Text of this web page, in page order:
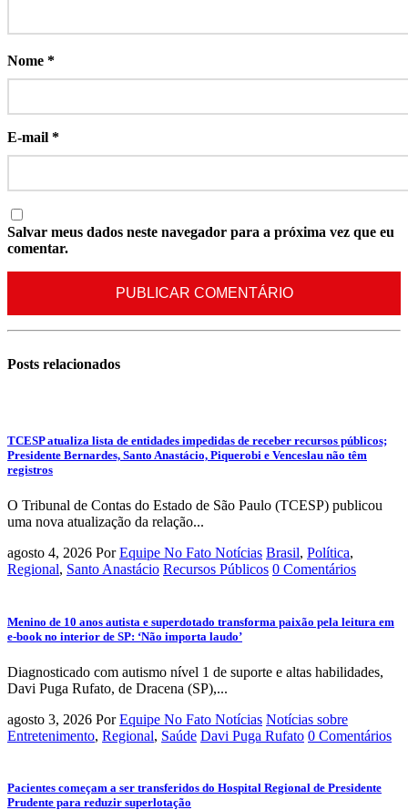
Nome *
E-mail *
Salvar meus dados neste navegador para a próxima vez que eu
comentar.
Posts relacionados
TCESP atualiza lista de entidades impedidas de receber recursos públicos;
Presidente Bernardes, Santo Anastácio, Piquerobi e Venceslau não têm
registros
O Tribunal de Contas do Estado de São Paulo (TCESP) publicou
uma nova atualização da relação...
agosto 4, 2026 Por Equipe No Fato Notícias Brasil, Política,
Regional, Santo Anastácio Recursos Públicos 0 Comentários
Menino de 10 anos autista e superdotado transforma paixão pela leitura em
e-book no interior de SP: ‘Não importa laudo’
Diagnosticado com autismo nível 1 de suporte e altas habilidades,
Davi Puga Rufato, de Dracena (SP),...
agosto 3, 2026 Por Equipe No Fato Notícias Notícias sobre
Entretenimento, Regional, Saúde Davi Puga Rufato 0 Comentários
Pacientes começam a ser transferidos do Hospital Regional de Presidente
Prudente para reduzir superlotação